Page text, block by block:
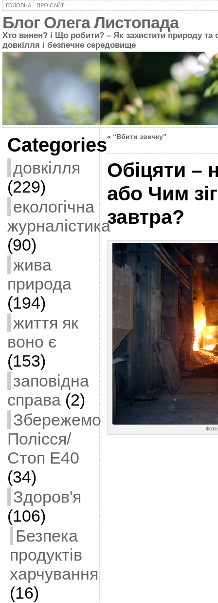
ГОЛОВНА ПРО САЙТ
Блог Олега Листопада
Хто винен? і Що робити? – Як захистити природу та
довкілля і безпечне середовище
Categories
довкілля
(229)
екологічна
журналістика
(90)
жива
природа
(194)
життя як
воно є
(153)
заповідна
справа(2)
Збережемо
Полісся/
Стоп Е40
(34)
Здоров'я
(106)
Безпека
продуктів
харчування
(16)
« “Вбити звичку”
Обіцяти –
або Чим
завтра?